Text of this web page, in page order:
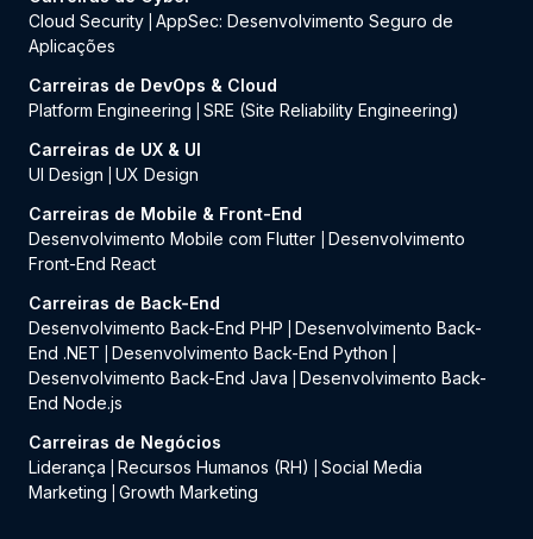
Cloud Security AppSec: Desenvolvimento Seguro de
Aplicações
Carreiras de DevOps & Cloud
Platform Engineering
SRE (Site Reliability Engineering)
Carreiras de UX & UI
UI Design
UX Design
Carreiras de Mobile & Front-End
Desenvolvimento Mobile com Flutter
Desenvolvimento
Front-End React
Carreiras de Back-End
Desenvolvimento Back-End PHP
Desenvolvimento Back-
End .NET
Desenvolvimento Back-End Python
Desenvolvimento Back-End Java
Desenvolvimento Back-
End Node.js
Carreiras de Negócios
Liderança
Recursos Humanos (RH)
Social Media
Marketing
Growth Marketing